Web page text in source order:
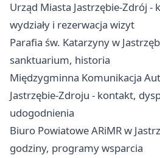
Urząd Miasta Jastrzębie-Zdrój -
wydziały i rezerwacja wizyt
Parafia św. Katarzyny w
sanktuarium, historia
Międzygminna Komunikacja
Jastrzębie-Zdroju - kontakt,
udogodnienia
Biuro Powiatowe ARiMR w
godziny, programy wsparcia